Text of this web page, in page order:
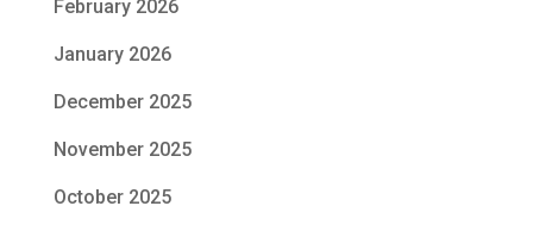
February 2026
January 2026
December 2025
November 2025
October 2025